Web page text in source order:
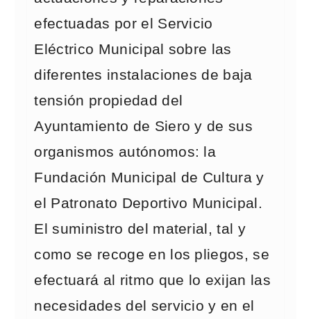
efectuadas por el Servicio
Eléctrico Municipal sobre las
diferentes instalaciones de baja
tensión propiedad del
Ayuntamiento de Siero y de sus
organismos autónomos: la
Fundación Municipal de Cultura y
el Patronato Deportivo Municipal.
El suministro del material, tal y
como se recoge en los pliegos, se
efectuará al ritmo que lo exijan las
necesidades del servicio y en el